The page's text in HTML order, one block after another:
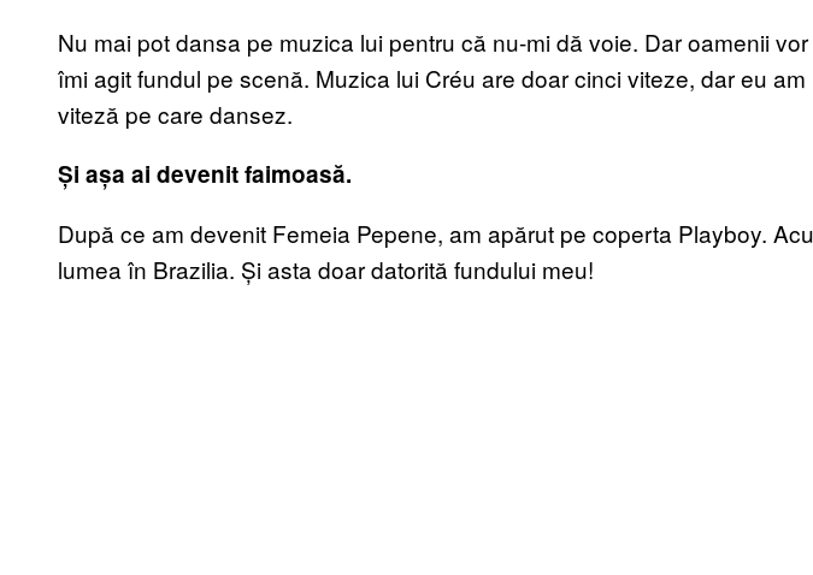
Nu mai pot dansa pe muzica lui pentru că nu-mi dă voie. Dar oamenii
îmi agit fundul pe scenă. Muzica lui Créu are doar cinci viteze, dar eu
viteză pe care dansez.
Și așa ai devenit faimoasă.
După ce am devenit Femeia Pepene, am apărut pe coperta Playboy.
lumea în Brazilia. Și asta doar datorită fundului meu!